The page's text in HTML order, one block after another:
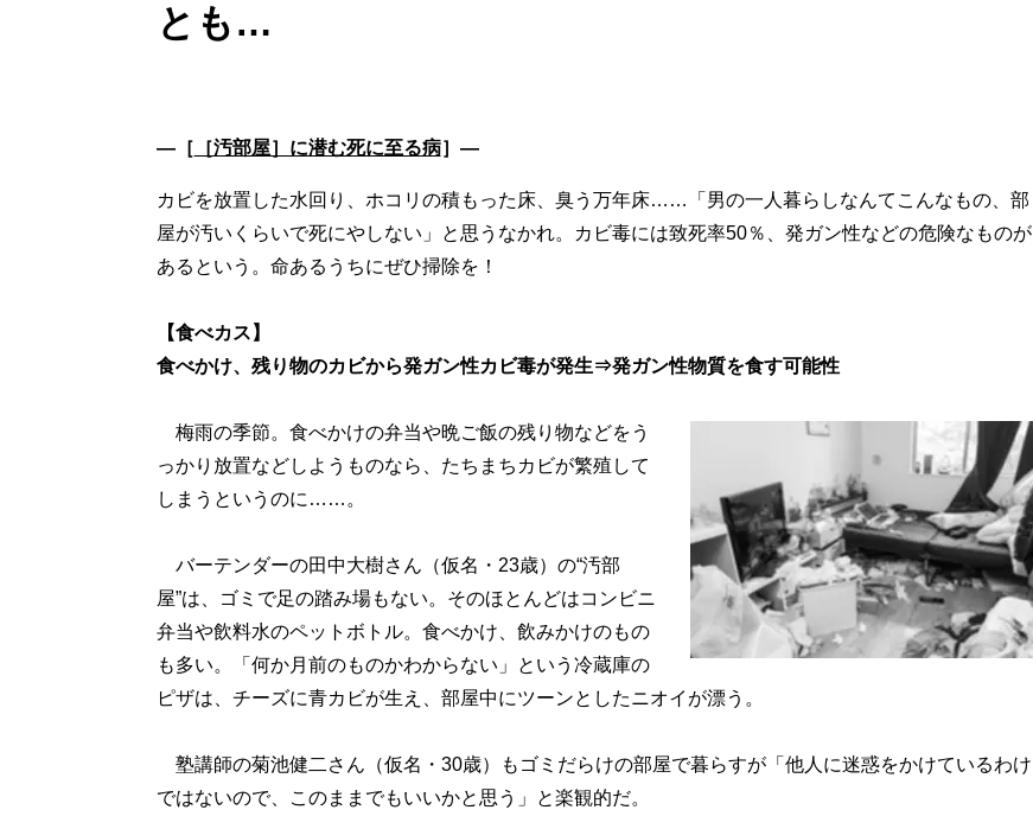
とも…
―［ ［汚部屋］に潜む死に至る病］―
カビを放置した水回り、ホコリの積もった床、臭う万年床……「男の一人暮らしなんてこんなもの、部
屋が汚いくらいで死にやしない」と思うなかれ。カビ毒には致死率50％、発ガン性などの危険なものが
あるという。命あるうちにぜひ掃除を！
【食べカス】
食べかけ、残り物のカビから発ガン性カビ毒が発生⇒発ガン性物質を食す可能性
梅雨の季節。食べかけの弁当や晩ご飯の残り物などをう
っかり放置などしようものなら、たちまちカビが繁殖して
しまうというのに……。
バーテンダーの田中大樹さん（仮名・23歳）の“汚部
屋”は、ゴミで足の踏み場もない。そのほとんどはコンビニ
弁当や飲料水のペットボトル。食べかけ、飲みかけのもの
も多い。「何か月前のものかわからない」という冷蔵庫の
ピザは、チーズに青カビが生え、部屋中にツーンとしたニオイが漂う。
塾講師の菊池健二さん（仮名・30歳）もゴミだらけの部屋で暮らすが「他人に迷惑をかけているわけ
ではないので、このままでもいいかと思う」と楽観的だ。